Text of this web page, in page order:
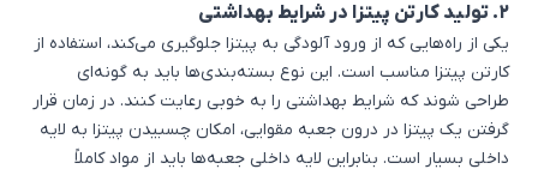
2. تولید کارتن پیتزا در شرایط بهداشتی
یکی از راه‌هایی که از ورود آلودگی به پیتزا جلوگیری می‌کند، استفاده از
کارتن پیتزا مناسب است. این نوع بسته‌بندی‌ها باید به گونه‌ای
طراحی شوند که شرایط بهداشتی را به خوبی رعایت کنند. در زمان قرار
گرفتن یک پیتزا در درون جعبه مقوایی، امکان چسبیدن پیتزا به لایه
داخلی بسیار است. بنابراین لایه داخلی جعبه‌ها باید از مواد کاملاً